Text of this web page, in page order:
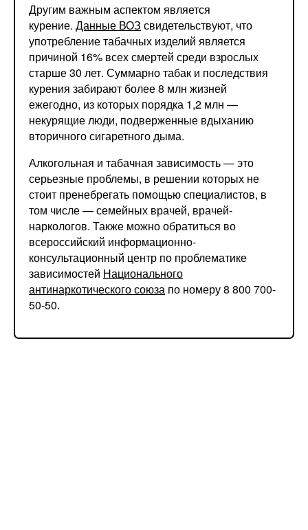
Другим важным аспектом является
курение. Данные ВОЗ свидетельствуют, что
употребление табачных изделий является
причиной 16% всех смертей среди взрослых
старше 30 лет. Суммарно табак и последствия
курения забирают более 8 млн жизней
ежегодно, из которых порядка 1,2 млн —
некурящие люди, подверженные вдыханию
вторичного сигаретного дыма.
Алкогольная и табачная зависимость — это
серьезные проблемы, в решении которых не
стоит пренебрегать помощью специалистов, в
том числе — семейных врачей, врачей-
наркологов. Также можно обратиться во
всероссийский информационно-
консультационный центр по проблематике
зависимостей Национального
антинаркотического союза по номеру 8 800 700-
50-50.